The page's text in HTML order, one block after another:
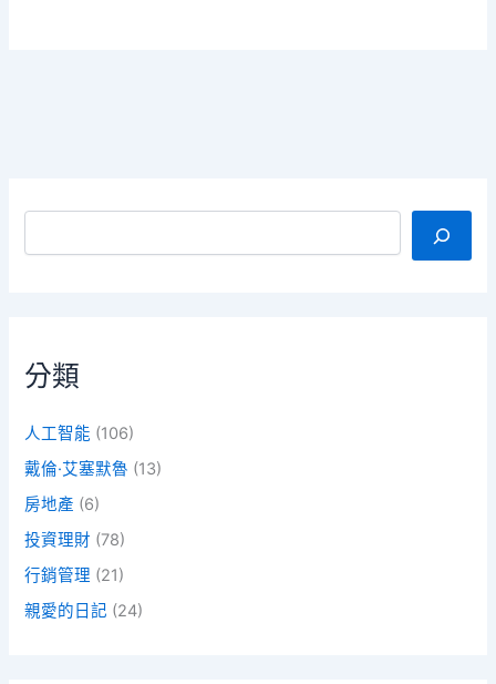
搜尋
分類
人工智能 (106)
戴倫·艾塞默魯 (13)
房地產 (6)
投資理財 (78)
行銷管理 (21)
親愛的日記 (24)